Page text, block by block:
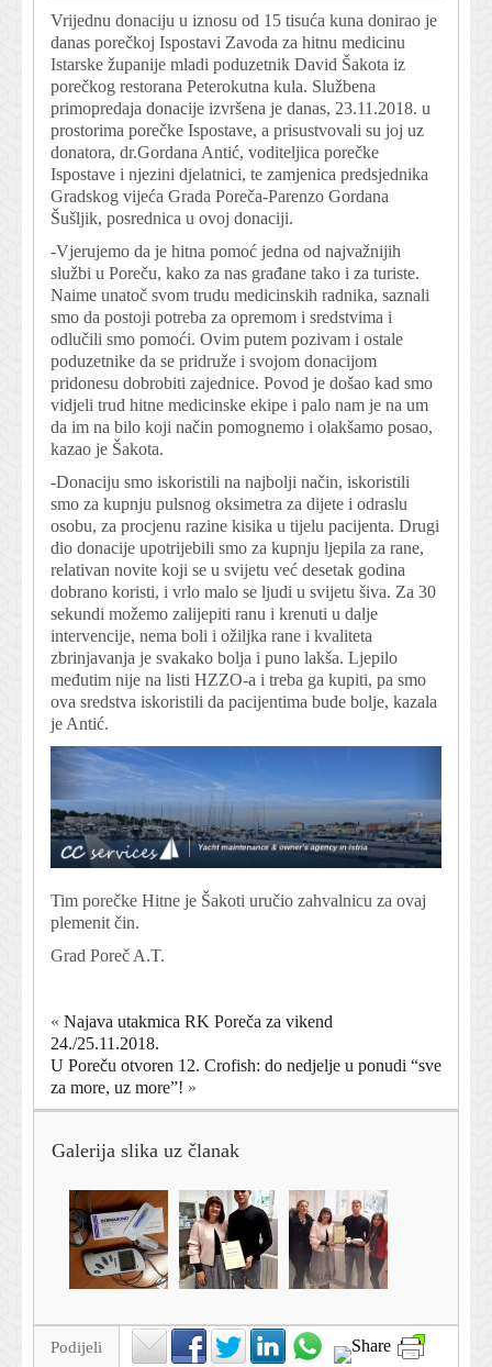
Vrijednu donaciju u iznosu od 15 tisuća kuna donirao je
danas porečkoj Ispostavi Zavoda za hitnu medicinu
Istarske županije mladi poduzetnik David Šakota iz
porečkog restorana Peterokutna kula. Službena
primopredaja donacije izvršena je danas, 23.11.2018. u
prostorima porečke Ispostave, a prisustvovali su joj uz
donatora, dr.Gordana Antić, voditeljica porečke
Ispostave i njezini djelatnici, te zamjenica predsjednika
Gradskog vijeća Grada Poreča-Parenzo Gordana
Šušljik, posrednica u ovoj donaciji.
-Vjerujemo da je hitna pomoć jedna od najvažnijih
službi u Poreču, kako za nas građane tako i za turiste.
Naime unatoč svom trudu medicinskih radnika, saznali
smo da postoji potreba za opremom i sredstvima i
odlučili smo pomoći. Ovim putem pozivam i ostale
poduzetnike da se pridruže i svojom donacijom
pridonesu dobrobiti zajednice. Povod je došao kad smo
vidjeli trud hitne medicinske ekipe i palo nam je na um
da im na bilo koji način pomognemo i olakšamo posao,
kazao je Šakota.
-Donaciju smo iskoristili na najbolji način, iskoristili
smo za kupnju pulsnog oksimetra za dijete i odraslu
osobu, za procjenu razine kisika u tijelu pacijenta. Drugi
dio donacije upotrijebili smo za kupnju ljepila za rane,
relativan novite koji se u svijetu već desetak godina
dobrano koristi, i vrlo malo se ljudi u svijetu šiva. Za 30
sekundi možemo zalijepiti ranu i krenuti u dalje
intervencije, nema boli i ožiljka rane i kvaliteta
zbrinjavanja je svakako bolja i puno lakša. Ljepilo
međutim nije na listi HZZO-a i treba ga kupiti, pa smo
ova sredstva iskoristili da pacijentima bude bolje, kazala
je Antić.
Tim porečke Hitne je Šakoti uručio zahvalnicu za ovaj
plemenit čin.
Grad Poreč A.T.
« Najava utakmica RK Poreča za vikend
24./25.11.2018.
U Poreču otvoren 12. Crofish: do nedjelje u ponudi “sve
za more, uz more”! »
Galerija slika uz članak
Podijeli